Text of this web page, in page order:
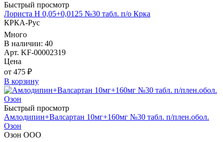
Быстрый просмотр
Лориста Н 0,05+0,0125 №30 табл. п/о Крка
КРКА-Рус
Много
В наличии: 40
Арт. KF-00002319
Цена
от 475 ₽
В корзину
Быстрый просмотр
Амлодипин+Валсартан 10мг+160мг №30 табл. п/плен.обол.
Озон
Озон ООО